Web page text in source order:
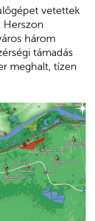
vetettek
Herszon
három
támadás
meghalt, tízen